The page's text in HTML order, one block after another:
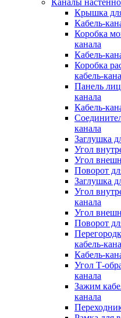
Каналы
Крышка
Кабель-
Коробка
канала
Кабель-
Коробка
кабель-
Панель
канала
Кабель-
канала
Заглушка
Угол
Угол
Поворот
Заглушка
Угол
канала
Угол
Поворот
кабель-
Кабель-
Угол Т-
канала
Зажим
канала